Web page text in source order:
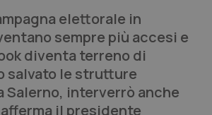
elettorale in
sempre più accesi e
diventa terreno di
salvato le strutture
Salerno, interverrò anche
il presidente